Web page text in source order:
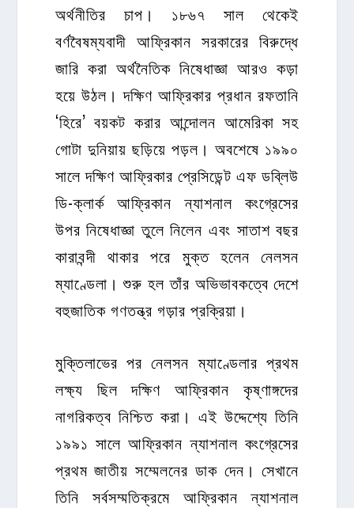
অর্থনীতির চাপ। ১৮৬৭ সাল থেকেই
বর্ণবৈষম্যবাদী আফ্রিকান সরকারের বিরুদ্ধে
জারি করা অর্থনৈতিক নিষেধাজ্ঞা আরও কড়া
হয়ে উঠল। দক্ষিণ আফ্রিকার প্রধান রফতানি
‘হিরে’ বয়কট করার আন্দোলন আমেরিকা সহ
গোটা দুনিয়ায় ছড়িয়ে পড়ল। অবশেষে ১৯৯০
সালে দক্ষিণ আফ্রিকার প্রেসিডেন্ট এফ ডব্লিউ
ডি-ক্লার্ক আফ্রিকান ন্যাশনাল কংগ্রেসের
উপর নিষেধাজ্ঞা তুলে নিলেন এবং সাতাশ বছর
কারাবন্দী থাকার পরে মুক্ত হলেন নেলসন
ম্যাণ্ডেলা। শুরু হল তাঁর অভিভাবকত্বে দেশে
বহুজাতিক গণতন্ত্র গড়ার প্রক্রিয়া।
মুক্তিলাভের পর নেলসন ম্যাণ্ডেলার প্রথম
লক্ষ্য ছিল দক্ষিণ আফ্রিকান কৃষ্ণাঙ্গদের
নাগরিকত্ব নিশ্চিত করা। এই উদ্দেশ্যে তিনি
১৯৯১ সালে আফ্রিকান ন্যাশনাল কংগ্রেসের
প্রথম জাতীয় সম্মেলনের ডাক দেন। সেখানে
তিনি সর্বসম্মতিক্রমে আফ্রিকান ন্যাশনাল